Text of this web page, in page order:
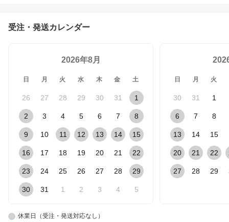
受注・発送カレンダー
2026年8月
日 月 火 水 木 金 土
26 27 28 29 30 31 1
2 3 4 5 6 7 8
9 10 11 12 13 14 15
16 17 18 19 20 21 22
23 24 25 26 27 28 29
30 31 1 2 3 4 5
日 月 火
30 31 1
6 7 8
13 14 15
20 21 22
27 28 29
休業日（受注・発送対応なし）